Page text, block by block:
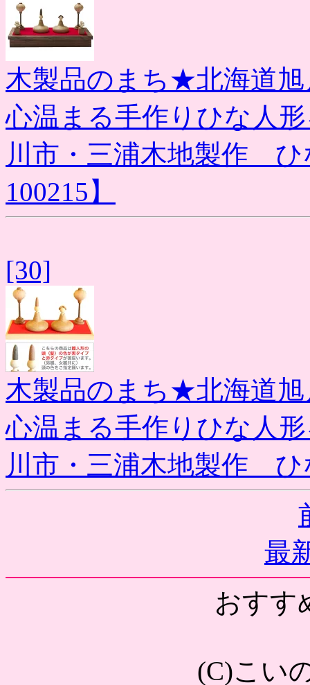
木製品のまち★北海道
心温まる手作りひな人
川市・三浦木地製作 ひ
100215】
[30]
木製品のまち★北海道
心温まる手作りひな人
川市・三浦木地製作 ひ
最
おすす
(C)こい